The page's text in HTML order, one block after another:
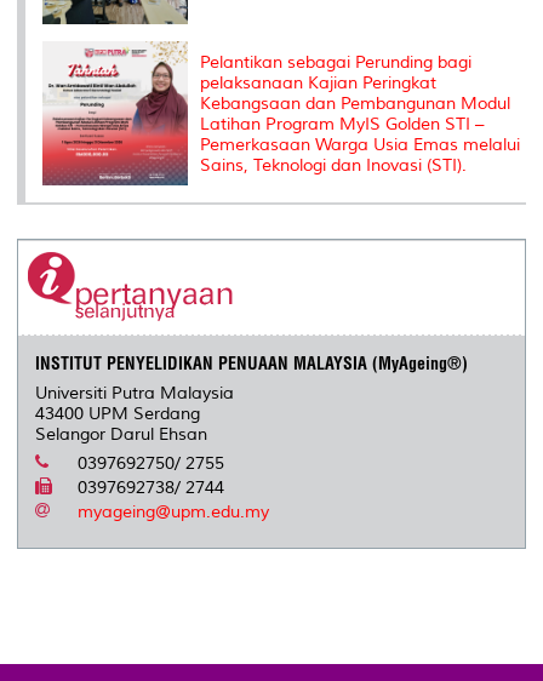
Pelantikan sebagai Perunding bagi
pelaksanaan Kajian Peringkat
Kebangsaan dan Pembangunan Modul
Latihan Program MyIS Golden STI –
Pemerkasaan Warga Usia Emas melalui
Sains, Teknologi dan Inovasi (STI).
INSTITUT PENYELIDIKAN PENUAAN MALAYSIA (MyAgeing®)
Universiti Putra Malaysia
43400 UPM Serdang
Selangor Darul Ehsan
0397692750/ 2755
0397692738/ 2744
myageing@upm.edu.my